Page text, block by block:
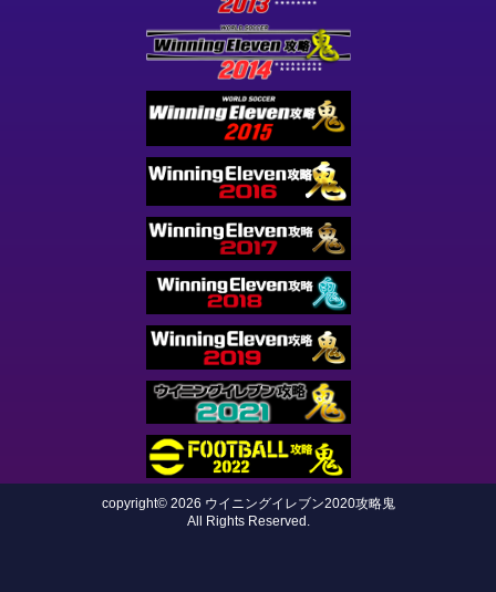
copyright© 2026 ウイニングイレブン2020攻略鬼
All Rights Reserved.